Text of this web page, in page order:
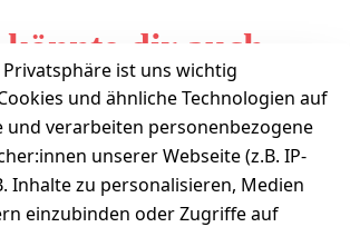
könnte dir auch
gefallen
ist uns wichtig
und ähnliche Technologien auf
und verarbeiten personenbezogene
unserer Webseite (z.B. IP-
Inhalte zu personalisieren, Medien
einzubinden oder Zugriffe auf